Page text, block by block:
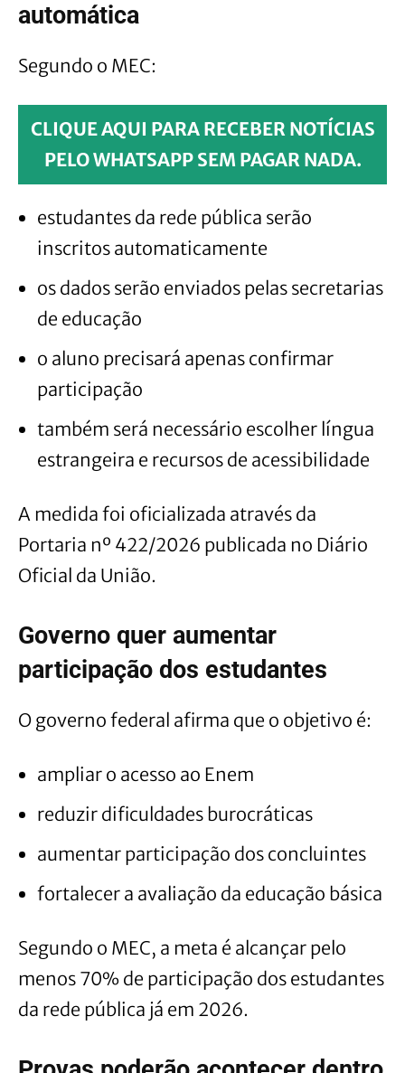
automática
Segundo o MEC:
CLIQUE AQUI PARA RECEBER NOTÍCIAS
PELO WHATSAPP SEM PAGAR NADA.
estudantes da rede pública serão
inscritos automaticamente
os dados serão enviados pelas secretarias
de educação
o aluno precisará apenas confirmar
participação
também será necessário escolher língua
estrangeira e recursos de acessibilidade
A medida foi oficializada através da
Portaria nº 422/2026 publicada no Diário
Oficial da União.
Governo quer aumentar
participação dos estudantes
O governo federal afirma que o objetivo é:
ampliar o acesso ao Enem
reduzir dificuldades burocráticas
aumentar participação dos concluintes
fortalecer a avaliação da educação básica
Segundo o MEC, a meta é alcançar pelo
menos 70% de participação dos estudantes
da rede pública já em 2026.